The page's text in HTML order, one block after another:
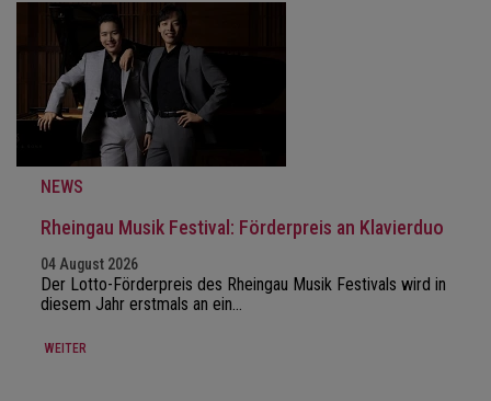
NEWS
Rheingau Musik Festival: Förderpreis an Klavierduo
04 August 2026
Der Lotto-Förderpreis des Rheingau Musik Festivals wird in
diesem Jahr erstmals an ein…
WEITER